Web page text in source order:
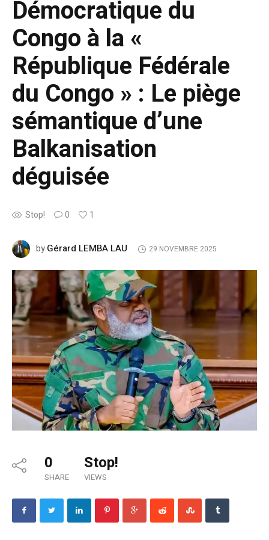
Démocratique du
Congo à la «
République Fédérale
du Congo » : Le piège
sémantique d’une
Balkanisation
déguisée
Stop! 0 1
byGérard LEMBA LAU 29 NOVEMBRE 2025
0
SHARE
Stop!
VIEWS